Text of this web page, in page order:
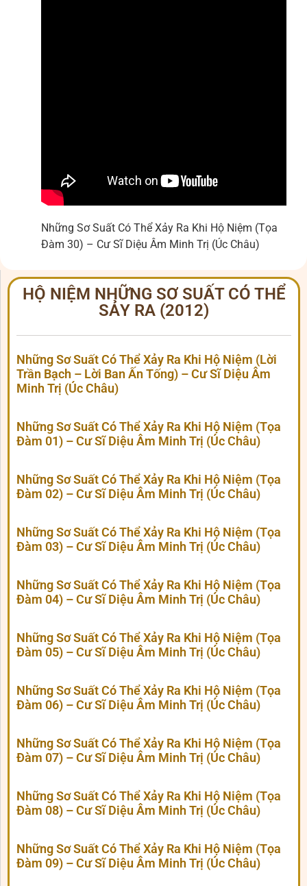
Những Sơ Suất Có Thể Xảy Ra Khi Hộ Niệm (Tọa
Đàm 30) – Cư Sĩ Diệu Âm Minh Trị (Úc Châu)
HỘ NIỆM NHỮNG SƠ SUẤT CÓ THỂ
SẢY RA (2012)
Những Sơ Suất Có Thể Xảy Ra Khi Hộ Niệm (Lời
Trần Bạch – Lời Ban Ấn Tống) – Cư Sĩ Diệu Âm
Minh Trị (Úc Châu)
Những Sơ Suất Có Thể Xảy Ra Khi Hộ Niệm (Tọa
Đàm 01) – Cư Sĩ Diệu Âm Minh Trị (Úc Châu)
Những Sơ Suất Có Thể Xảy Ra Khi Hộ Niệm (Tọa
Đàm 02) – Cư Sĩ Diệu Âm Minh Trị (Úc Châu)
Những Sơ Suất Có Thể Xảy Ra Khi Hộ Niệm (Tọa
Đàm 03) – Cư Sĩ Diệu Âm Minh Trị (Úc Châu)
Những Sơ Suất Có Thể Xảy Ra Khi Hộ Niệm (Tọa
Đàm 04) – Cư Sĩ Diệu Âm Minh Trị (Úc Châu)
Những Sơ Suất Có Thể Xảy Ra Khi Hộ Niệm (Tọa
Đàm 05) – Cư Sĩ Diệu Âm Minh Trị (Úc Châu)
Những Sơ Suất Có Thể Xảy Ra Khi Hộ Niệm (Tọa
Đàm 06) – Cư Sĩ Diệu Âm Minh Trị (Úc Châu)
Những Sơ Suất Có Thể Xảy Ra Khi Hộ Niệm (Tọa
Đàm 07) – Cư Sĩ Diệu Âm Minh Trị (Úc Châu)
Những Sơ Suất Có Thể Xảy Ra Khi Hộ Niệm (Tọa
Đàm 08) – Cư Sĩ Diệu Âm Minh Trị (Úc Châu)
Những Sơ Suất Có Thể Xảy Ra Khi Hộ Niệm (Tọa
Đàm 09) – Cư Sĩ Diệu Âm Minh Trị (Úc Châu)